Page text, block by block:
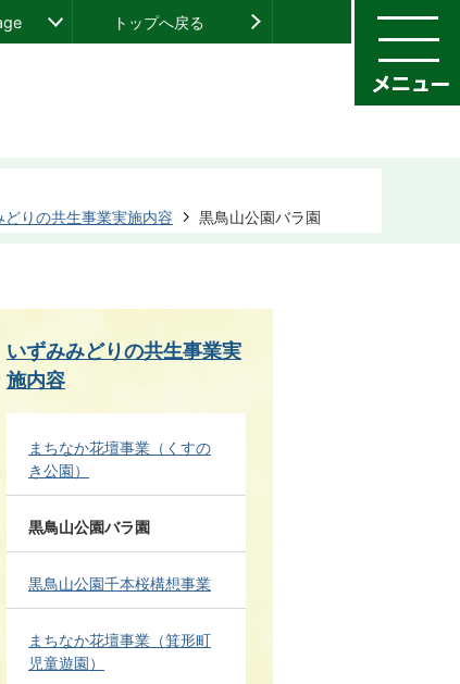
トップへ戻る
どりの共生事業実施内容 黒鳥山公園バラ園
いずみみどりの共生事業実
施内容
まちなか花壇事業（くすの
き公園）
黒鳥山公園バラ園
黒鳥山公園千本桜構想事業
まちなか花壇事業（箕形町
児童遊園）